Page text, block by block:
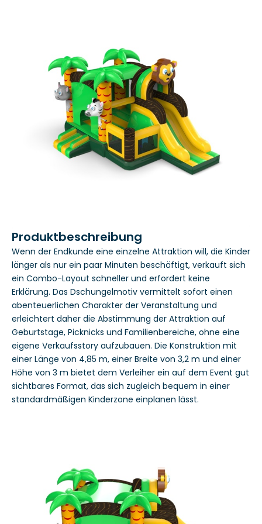
Produktbeschreibung
Wenn der Endkunde eine einzelne Attraktion will, die Kinder
länger als nur ein paar Minuten beschäftigt, verkauft sich
ein Combo-Layout schneller und erfordert keine
Erklärung. Das Dschungelmotiv vermittelt sofort einen
abenteuerlichen Charakter der Veranstaltung und
erleichtert daher die Abstimmung der Attraktion auf
Geburtstage, Picknicks und Familienbereiche, ohne eine
eigene Verkaufsstory aufzubauen. Die Konstruktion mit
einer Länge von 4,85 m, einer Breite von 3,2 m und einer
Höhe von 3 m bietet dem Verleiher ein auf dem Event gut
sichtbares Format, das sich zugleich bequem in einer
standardmäßigen Kinderzone einplanen lässt.